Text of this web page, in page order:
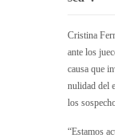
Cristina
ante los
causa que
nulidad del
los
“Estamos